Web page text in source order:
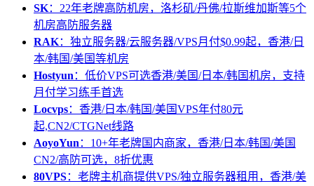
SK：22年老牌高防机房，洛杉矶/丹佛/拉斯维加斯等5个
机房高防服务器
RAK：独立服务器/云服务器/VPS月付$0.99起，香港/日
本/韩国/美国等机房
Hostyun ：低价VPS可选香港/美国/日本/韩国机房，支持
月付学习练手首选
Locvps：香港/日本/韩国/美国VPS年付80元
起,CN2/CTGNet线路
AoyoYun ：10+年老牌国内商家，香港/日本/韩国/美国
CN2/高防可选，8折优惠
80VPS：老牌主机商提供VPS/独立服务器租用，香港/美